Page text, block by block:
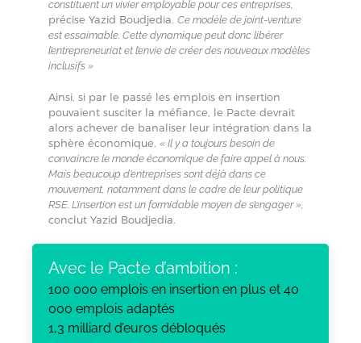
constituent un vivier employable pour ces entreprises,
précise Yazid Boudjedia. Ce modèle de joint-venture
est essaimable. Cette dynamique peut donc libérer
l’entrepreneuriat et l’envie de créer des nouveaux modèles
inclusifs »
Ainsi, si par le passé les emplois en insertion
pouvaient susciter la méfiance, le Pacte devrait
alors achever de banaliser leur intégration dans la
sphère économique. « Il y a toujours besoin de
convaincre le monde économique de faire appel à nous.
Mais beaucoup d’entreprises sont déjà dans ce
mouvement, notamment dans le cadre de leur politique
RSE. L’insertion est un formidable moyen de s’engager »,
conclut Yazid Boudjedia.
Avec le Pacte d’ambition :
100 000 emplois en insertion en plus et 40
000 emplois adaptés
1,3 milliard d’euros débloqués